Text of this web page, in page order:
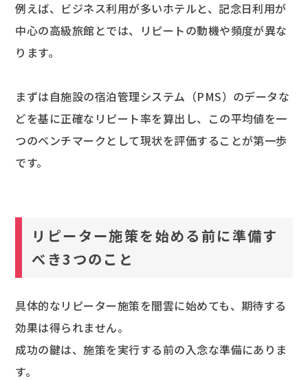
例えば、ビジネス利用が多いホテルと、記念日利用が
中心の高級旅館とでは、リピートの動機や頻度が異な
ります。
まずは自施設の宿泊管理システム（PMS）のデータな
どを基に正確なリピート率を算出し、この平均値を一
つのベンチマークとして現状を評価することが第一歩
です。
リピーター施策を始める前に準備す
べき3つのこと
具体的なリピーター施策を闇雲に始めても、期待する
効果は得られません。
成功の鍵は、施策を実行する前の入念な準備にありま
す。